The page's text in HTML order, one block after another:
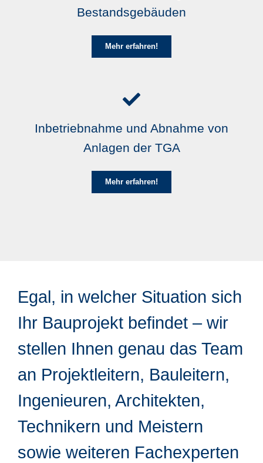
Bestandsgebäuden
Mehr erfahren!
Inbetriebnahme und Abnahme von
Anlagen der TGA
Mehr erfahren!
Egal, in welcher Situation sich
Ihr Bauprojekt befindet – wir
stellen Ihnen genau das Team
an Projektleitern, Bauleitern,
Ingenieuren, Architekten,
Technikern und Meistern
sowie weiteren Fachexperten